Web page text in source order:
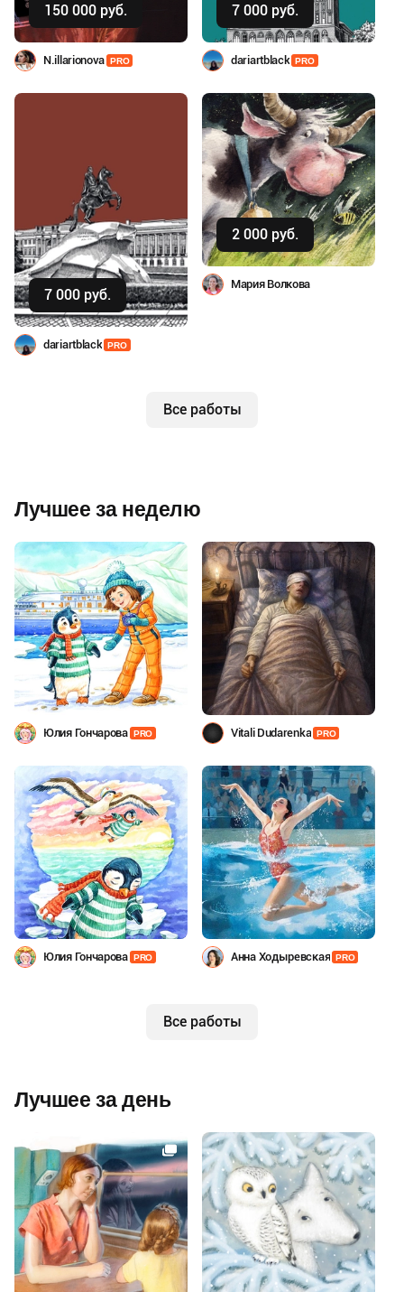
150 000 руб.
N.illarionova PRO
7 000 руб.
dariartblack PRO
7 000 руб.
Купить
dariartblack PRO
2 000 руб.
Купить
Мария Волкова
Все работы
Лучшее за неделю
Юлия Гончарова PRO Vitali Dudarenka PRO
Юлия Гончарова PRO Анна Ходыревская PRO
Все работы
Лучшее за день